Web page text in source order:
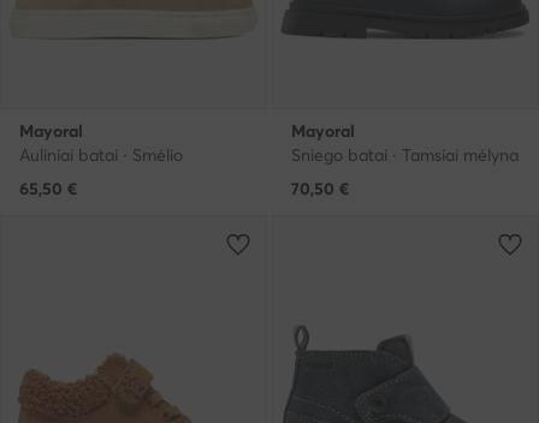
Mayoral
Auliniai batai · Smėlio
65,50 €
Mayoral
Sniego batai · Tamsiai mėlyna
70,50 €